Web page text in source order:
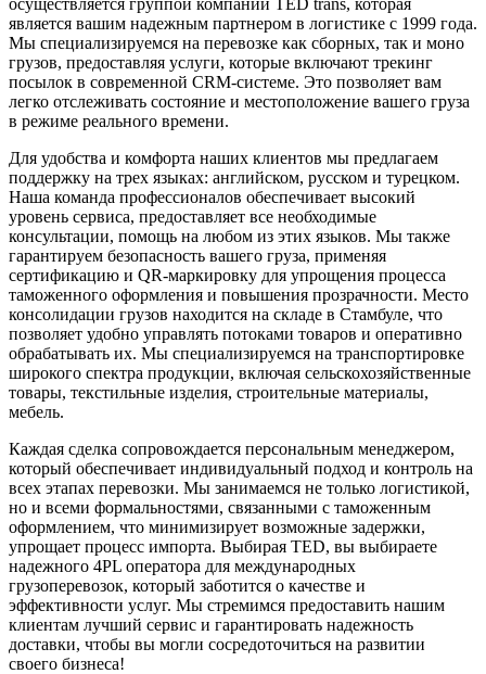
является вашим надежным партнером в логистике с 1999 года.
Мы специализируемся на перевозке как сборных, так и моно
грузов, предоставляя услуги, которые включают трекинг
посылок в современной CRM-системе. Это позволяет вам
легко отслеживать состояние и местоположение вашего груза
в режиме реального времени.
Для удобства и комфорта наших клиентов мы предлагаем
поддержку на трех языках: английском, русском и турецком.
Наша команда профессионалов обеспечивает высокий
уровень сервиса, предоставляет все необходимые
консультации, помощь на любом из этих языков. Мы также
гарантируем безопасность вашего груза, применяя
сертификацию и QR-маркировку для упрощения процесса
таможенного оформления и повышения прозрачности. Место
консолидации грузов находится на складе в Стамбуле, что
позволяет удобно управлять потоками товаров и оперативно
обрабатывать их. Мы специализируемся на транспортировке
широкого спектра продукции, включая сельскохозяйственные
товары, текстильные изделия, строительные материалы,
мебель.
Каждая сделка сопровождается персональным менеджером,
который обеспечивает индивидуальный подход и контроль на
всех этапах перевозки. Мы занимаемся не только логистикой,
но и всеми формальностями, связанными с таможенным
оформлением, что минимизирует возможные задержки,
упрощает процесс импорта. Выбирая TED, вы выбираете
надежного 4PL оператора для международных
грузоперевозок, который заботится о качестве и
эффективности услуг. Мы стремимся предоставить нашим
клиентам лучший сервис и гарантировать надежность
доставки, чтобы вы могли сосредоточиться на развитии
своего бизнеса!